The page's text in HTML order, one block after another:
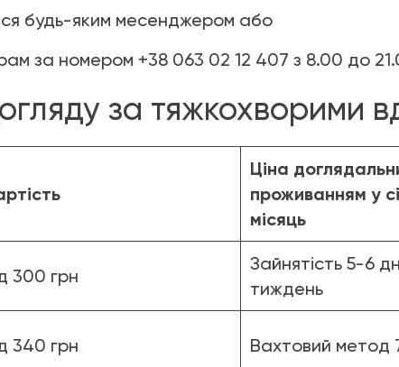
будь-яким месенджером або
за номером +38 063 02 12 407 з 8.00 до
за тяжкохворими
Ціна
проживанням у
місяць
300 грн
Зайнятість 5-6
тиждень
340 грн Вахтовий метод